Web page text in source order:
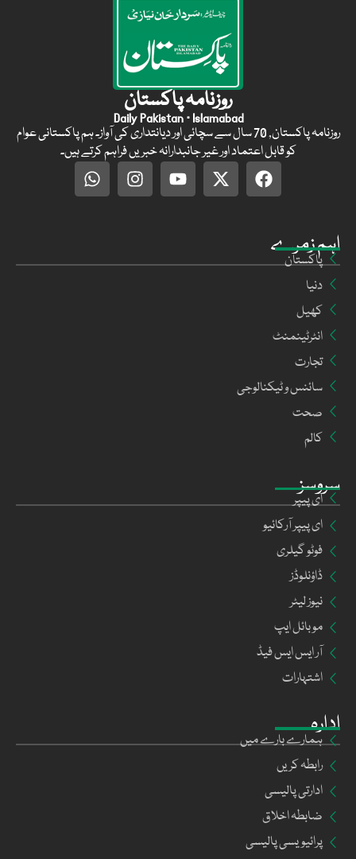
ادارہ
ہمارے بارے میں
رابطہ کریں
ادارتی پالیسی
ضابطہ اخلاق
پرائیویسی پالیسی
سروسز
ای پیپر
ای پیپر آرکائیو
فوٹو گیلری
ڈاؤنلوڈز
نیوز لیٹر
موبائل ایپ
آر ایس ایس فیڈ
اشتہارات
اہم زمرے
پاکستان
دنیا
کھیل
انٹرٹینمنٹ
تجارت
سائنس و ٹیکنالوجی
صحت
کالم
روزنامہ پاکستان
Daily Pakistan · Islamabad
روزنامہ پاکستان, 70 سال سے سچائی اور دیانتداری کی آواز۔ ہم پاکستانی عوام
کو قابل اعتماد اور غیر جانبدارانہ خبریں فراہم کرتے ہیں۔